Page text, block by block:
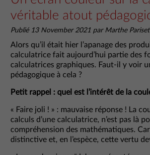
véritable atout
Publié 13 November 2021 par Marthe Pariset
Alors qu’il était hier l’apanage des
calculatrice fait aujourd’hui partie des
calculatrices graphiques. Faut-il y voir
pédagogique à cela ?
Petit rappel : quel est l’intérêt de la
« Faire joli ! » : mauvaise réponse ! La
calculs d’une calculatrice, n’est pas là
compréhension des mathématiques.
distinctive et, en l’espèce, cette vertu